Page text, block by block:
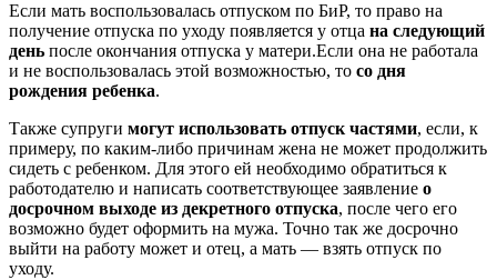
Если мать воспользовалась отпуском по БиР, то право на
получение отпуска по уходу появляется у отца на следующий
день после окончания отпуска у матери.Если она не работала
и не воспользовалась этой возможностью, то со дня
рождения ребенка.
Также супруги могут использовать отпуск частями, если, к
примеру, по каким-либо причинам жена не может продолжить
сидеть с ребенком. Для этого ей необходимо обратиться к
работодателю и написать соответствующее заявление о
досрочном выходе из декретного отпуска, после чего его
возможно будет оформить на мужа. Точно так же досрочно
выйти на работу может и отец, а мать — взять отпуск по
уходу.